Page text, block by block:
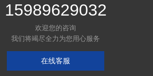
15989629032
欢迎您的咨询
我们将竭尽全力为您用心服务
在线客服